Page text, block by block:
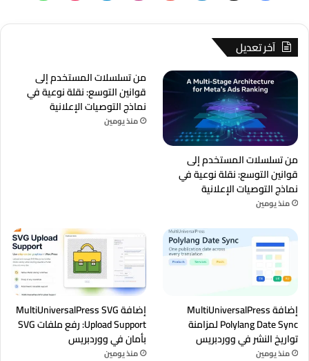
آخر تعديل
من تسلسلات المستخدم إلى
قوانين التوسع: نقلة نوعية في
نماذج التوصيات الإعلانية
منذ يومين
من تسلسلات المستخدم إلى
قوانين التوسع: نقلة نوعية في
نماذج التوصيات الإعلانية
منذ يومين
إضافة MultiUniversalPress
Polylang Date Sync لمزامنة
تواريخ النشر في ووردبريس
منذ يومين
إضافة MultiUniversalPress SVG
Upload Support: رفع ملفات SVG
بأمان في ووردبريس
منذ يومين